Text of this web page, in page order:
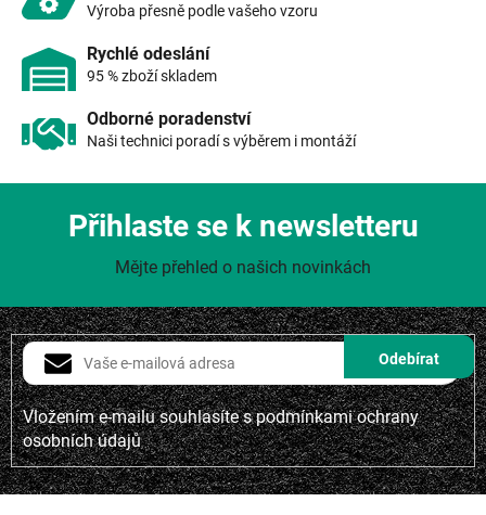
u
Výroba přesně podle vašeho vzoru
Rychlé odeslání
95 % zboží skladem
Odborné poradenství
Naši technici poradí s výběrem i montáží
Vložením e-mailu souhlasíte spodmínkami ochrany
osobních údajů
Přihlaste se k newsletteru
Mějte přehled o našich novinkách